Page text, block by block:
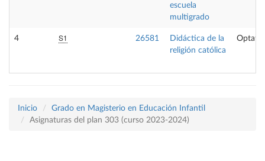
escuela
multigrado
4 S1 26581
Didáctica de la
religión católica
Inicio
Grado en Magisterio en Educación Infantil
Asignaturas del plan 303 (curso 2023-2024)